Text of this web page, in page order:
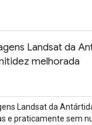
Landsat da
melhorada
Landsat da
e praticamente sem